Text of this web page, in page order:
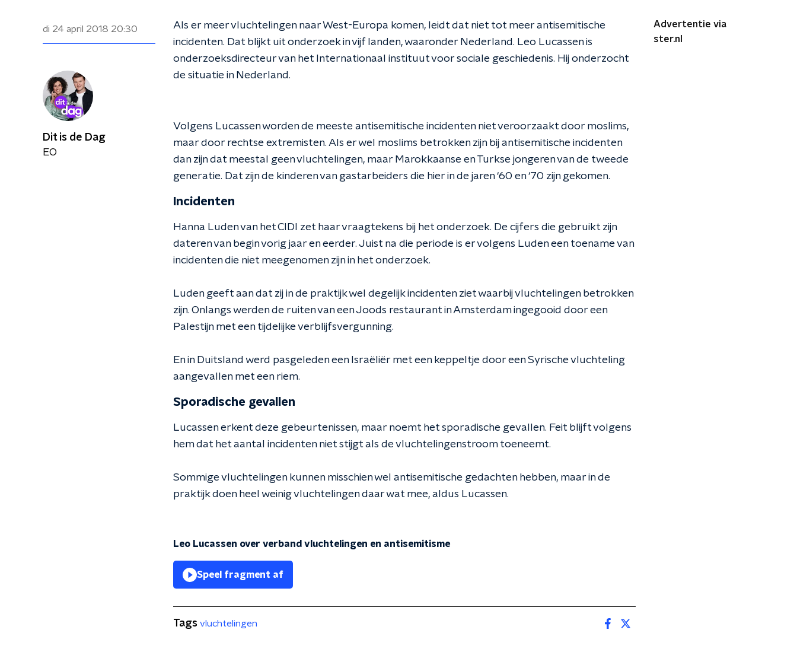
di 24 april 2018 20:30
Als er meer vluchtelingen naar West-Europa komen, leidt dat niet tot meer antisemitische
incidenten. Dat blijkt uit onderzoek in vijf landen, waaronder Nederland. Leo Lucassen is
onderzoeksdirecteur van het Internationaal instituut voor sociale geschiedenis. Hij onderzocht
de situatie in Nederland.
Volgens Lucassen worden de meeste antisemitische incidenten niet veroorzaakt door moslims,
maar door rechtse extremisten. Als er wel moslims betrokken zijn bij antisemitische incidenten
dan zijn dat meestal geen vluchtelingen, maar Marokkaanse en Turkse jongeren van de tweede
generatie. Dat zijn de kinderen van gastarbeiders die hier in de jaren ‘60 en ‘70 zijn gekomen.
Incidenten
Hanna Luden van het CIDI zet haar vraagtekens bij het onderzoek. De cijfers die gebruikt zijn
dateren van begin vorig jaar en eerder. Juist na die periode is er volgens Luden een toename van
incidenten die niet meegenomen zijn in het onderzoek.
Luden geeft aan dat zij in de praktijk wel degelijk incidenten ziet waarbij vluchtelingen betrokken
zijn. Onlangs werden de ruiten van een Joods restaurant in Amsterdam ingegooid door een
Palestijn met een tijdelijke verblijfsvergunning.
En in Duitsland werd pasgeleden een Israëliër met een keppeltje door een Syrische vluchteling
aangevallen met een riem.
Sporadische gevallen
Lucassen erkent deze gebeurtenissen, maar noemt het sporadische gevallen. Feit blijft volgens
hem dat het aantal incidenten niet stijgt als de vluchtelingenstroom toeneemt.
Sommige vluchtelingen kunnen misschien wel antisemitische gedachten hebben, maar in de
praktijk doen heel weinig vluchtelingen daar wat mee, aldus Lucassen.
Leo Lucassen over verband vluchtelingen en antisemitisme
Speel fragment af
Advertentie via
ster.nl
Dit is de Dag
EO
Tags vluchtelingen